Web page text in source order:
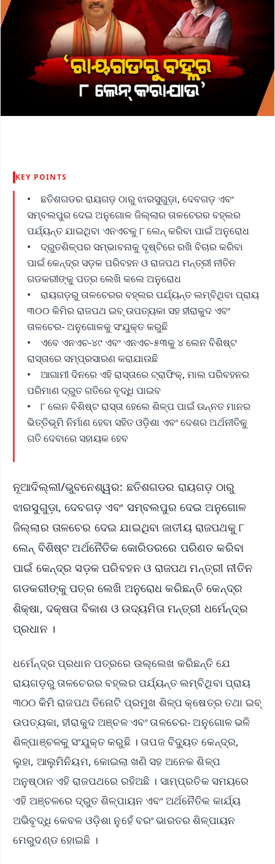
KEY POINTS
• ଛତିଶଗଡର ରାୟଗଡ଼ ଠାରୁ ଝାରସୁଗୁଡ଼ା, ଦେବଗଡ଼ ଏବଂ
ସମ୍ବଲପୁର ଦେଇ ଅନୁଗୋଳ ଜିଲ୍ଲାର ତାଳଚେରର ବହ୍ଲର
ପର୍ଯ୍ୟନ୍ତ ଯାଇଥିବା ଏନଏଚକୁ ୮ ଲେନ୍ କରିବା ପାଇଁ ଅନୁରୋଧ
• ଦ୍ରୁତଶିଳ୍ପର ସମ୍ଭାବନାକୁ ଦୃଷ୍ଟିରେ ରଖି ବିଚାର କରିବା
ପାଇଁ କେନ୍ଦ୍ର ସଡ଼କ ପରିବହନ ଓ ରାଜପଥ ମନ୍ତ୍ରୀ ନୀତିନ
ଗଡକରୀଙ୍କୁ ପତ୍ର ଲେଖି କଲେ ଅନୁରୋଧ
• ରାୟଗଡ଼ରୁ ତାଳଚେରର ବହ୍ଲର ପର୍ଯ୍ୟନ୍ତ ଲମ୍ବିଥିବା ପ୍ରାୟ
୩୦୦ କିମିର ରାଜପଥ ଇବ୍ ଉପତ୍ୟକା ସହ ହୀରାକୁଦ ଏବଂ
ତାଳଚେର- ଅନୁଗୋଳକୁ ସଂଯୁକ୍ତ କରୁଛି
• ଏବେ ଏନଏଚ-୪୯ ଏବଂ ଏନଏଚ-୫୩କୁ ୪ ଲେନ ବିଶିଷ୍ଟ
ରାସ୍ତାରେ ସମ୍ପ୍ରସାରଣ କରାଯାଉଛି
• ଆଗାମୀ ଦିନରେ ଏହି ରାସ୍ତାରେ ଟ୍ରାଫିକ୍, ମାଲ ପରିବହନର
ପରିମାଣ ଦ୍ରୁତ ଗତିରେ ବୃଦ୍ଧି ପାଇବ
• ୮ ଲେନ ବିଶିଷ୍ଟ ରାସ୍ତା ହେଲେ ଶିଳ୍ପ ପାଇଁ ଉନ୍ନତ ମାନର
ଭିତ୍ତିଭୂମି ନିର୍ମାଣ ହେବା ସହିତ ଓଡ଼ିଶା ଏବଂ ଦେଶର ଅର୍ଥନୀତିକୁ
ଗତି ଦେବାରେ ସହାୟକ ହେବ
ନୂଆଦିଲ୍ଲୀ/ଭୁବନେଶ୍ୱର: ଛତିଶଗଡର ରାୟଗଡ଼ ଠାରୁ
ଝାରସୁଗୁଡ଼ା, ଦେବଗଡ଼ ଏବଂ ସମ୍ବଲପୁର ଦେଇ ଅନୁଗୋଳ
ଜିଲ୍ଲାର ତାଳଚେର ଦେଇ ଯାଇଥିବା ଜାତୀୟ ରାଜପଥକୁ ୮
ଲେନ୍ ବିଶିଷ୍ଟ ଅର୍ଥନୈତିକ କୋରିଡରରେ ପରିଣତ କରିବା
ପାଇଁ କେନ୍ଦ୍ର ସଡ଼କ ପରିବହନ ଓ ରାଜପଥ ମନ୍ତ୍ରୀ ନୀତିନ
ଗଡକରୀଙ୍କୁ ପତ୍ର ଲେଖି ଅନୁରୋଧ କରିଛନ୍ତି କେନ୍ଦ୍ର
ଶିକ୍ଷା, ଦକ୍ଷତା ବିକାଶ ଓ ଉଦ୍ୟମିତା ମନ୍ତ୍ରୀ ଧର୍ମେନ୍ଦ୍ର
ପ୍ରଧାନ ।
ଧର୍ମେନ୍ଦ୍ର ପ୍ରଧାନ ପତ୍ରରେ ଉଲ୍ଲେଖ କରିଛନ୍ତି ଯେ
ରାୟଗଡ଼ରୁ ତାଳଚେରର ବହ୍ଲର ପର୍ଯ୍ୟନ୍ତ ଲମ୍ବିଥିବା ପ୍ରାୟ
୩୦୦ କିମି ରାଜପଥ ତିନୋଟି ପ୍ରମୁଖ ଶିଳ୍ପ କ୍ଷେତ୍ର ତଥା ଇବ୍
ଉପତ୍ୟକା, ହୀରାକୁଦ ଅଞ୍ଚଳ ଏବଂ ତାଳଚେର- ଅନୁଗୋଳ ଭଳି
ଶିଳ୍ପାଞ୍ଚଳକୁ ସଂଯୁକ୍ତ କରୁଛି । ତାପଜ ବିଦ୍ୟୁତ କେନ୍ଦ୍ର,
ଲୁହା, ଆଲୁମିନିୟମ, କୋଇଲା ଖଣି ସହ ଅନେକ ଶିଳ୍ପ
ଅନୁଷ୍ଠାନ ଏହି ରାଜପଥରେ ରହିଅଛି । ସାମ୍ପ୍ରତିକ ସମୟରେ
ଏହି ଅଞ୍ଚଳରେ ଦ୍ରୁତ ଶିଳ୍ପାୟନ ଏବଂ ଅର୍ଥନୈତିକ କାର୍ଯ୍ୟ
ଅଭିବୃଦ୍ଧି କେବଳ ଓଡ଼ିଶା ନୁହେଁ ବରଂ ଭାରତର ଶିଳ୍ପାୟନ
ମେରୁଦଣ୍ଡ ହୋଇଛି ।